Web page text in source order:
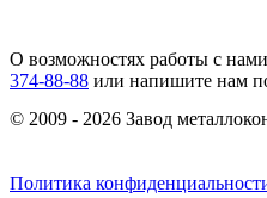
О возможностях работы с
374-88-88 или напишите нам
© 2009 - 2026 Завод
Политика